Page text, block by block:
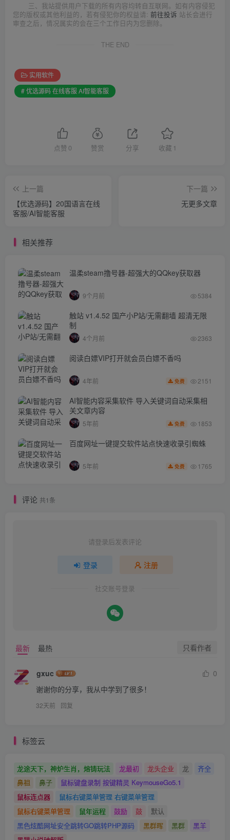
三、我站提供用户下载的所有内容均转自互联网。如有内容侵犯
您的版权或其他利益的，若有侵犯你的权益请: 前往投诉 站长会进行
审查之后，情况属实的会在三个工作日内为您删除。
THE END
实用软件
# 优选源码 在线客服 AI智能客服
点赞 0 赞赏 分享 收藏 1
上一篇
【优选源码】20国语言在线
客服/AI智能客服
下一篇
无更多文章
相关推荐
温柔steam撸号器-超强大的QQkey获取器
9个月前 5384
触站 v1.4.52 国产小P站/无需翻墙 超清无限
制
4个月前 2363
阅读白嫖VIP打开就会员白嫖不香吗
4年前 免费 2151
AI智能内容采集软件 导入关键词自动采集相
关文章内容
5年前 免费 1853
百度网址一键提交软件站点快速收录引蜘蛛
5年前 免费 1765
评论 共1条
请登录后发表评论
登录 注册
社交账号登录
最新 最热 只看作者
gxuc
0
谢谢你的分享，我从中学到了很多！
32天前 回复
标签云
龙途天下，神炉生肖，熔铸玩法 龙最初 龙头企业 龙
齐全
鼻祖
鼻子
鼠标键盘录制 按键精灵 KeymouseGo5.1
鼠标连点器
鼠标右键菜单管理 右键菜单管理
鼠标右键菜单管理
鼠年运程 鼓励 鼓
默认
黑色炫酷网址安全跳转GO跳转PHP源码
黑群晖 黑群
黑羊